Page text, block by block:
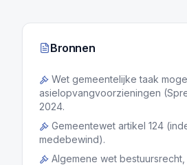
Bronnen
Wet gemeentelijke taak
asielopvangvoorzieningen
2024.
Gemeentewet artikel 124
medebewind).
Algemene wet bestuursrecht,